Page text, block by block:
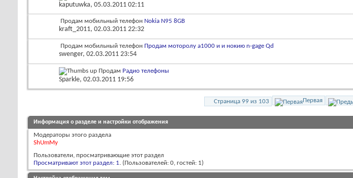
kaputuwka, 05.03.2011 02:11
Продам мобильный телефон Nokia N95 8GB
kraft_2011, 02.03.2011 22:32
Продам мобильный телефон Продам моторолу а1000 и и нокию n-gage Qd
swenger, 02.03.2011 23:54
Продам Радио телефоны
Sparkle, 02.03.2011 19:56
Страница 99 из 103 Первая
Информация о разделе и настройки отображения
Модераторы этого раздела
ShUmMy
Пользователи, просматривающие этот раздел
Просматривают этот раздел: 1. (Пользователей: 0, гостей: 1)